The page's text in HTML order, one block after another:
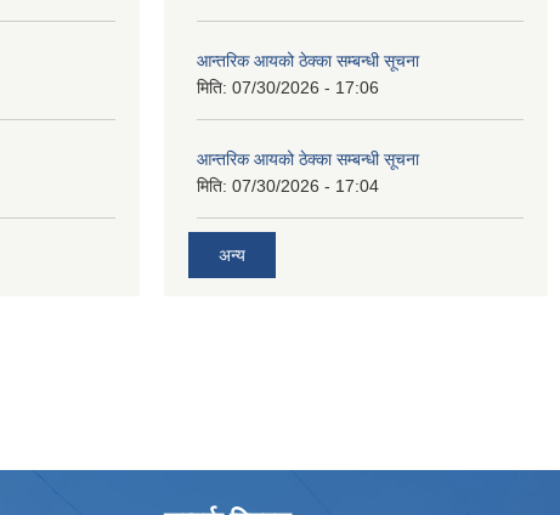
आन्तरिक आयको ठेक्का सम्बन्धी सूचना
मिति: 07/30/2026 - 17:06
आन्तरिक आयको ठेक्का सम्बन्धी सूचना
मिति: 07/30/2026 - 17:04
अन्य